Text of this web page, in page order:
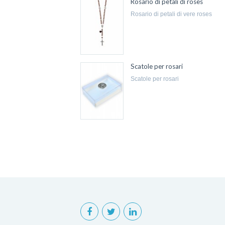
rosario di petali di vere roses
Scatole per rosari
scatole per rosari